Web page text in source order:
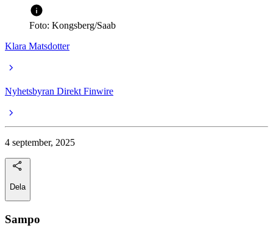
Foto: Kongsberg/Saab
Klara Matsdotter
Nyhetsbyran Direkt Finwire
4 september, 2025
Dela
Sampo